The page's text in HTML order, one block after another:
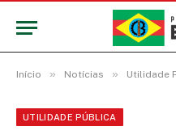
Início » Notícias » Utilidade
UTILIDADE PÚBLICA